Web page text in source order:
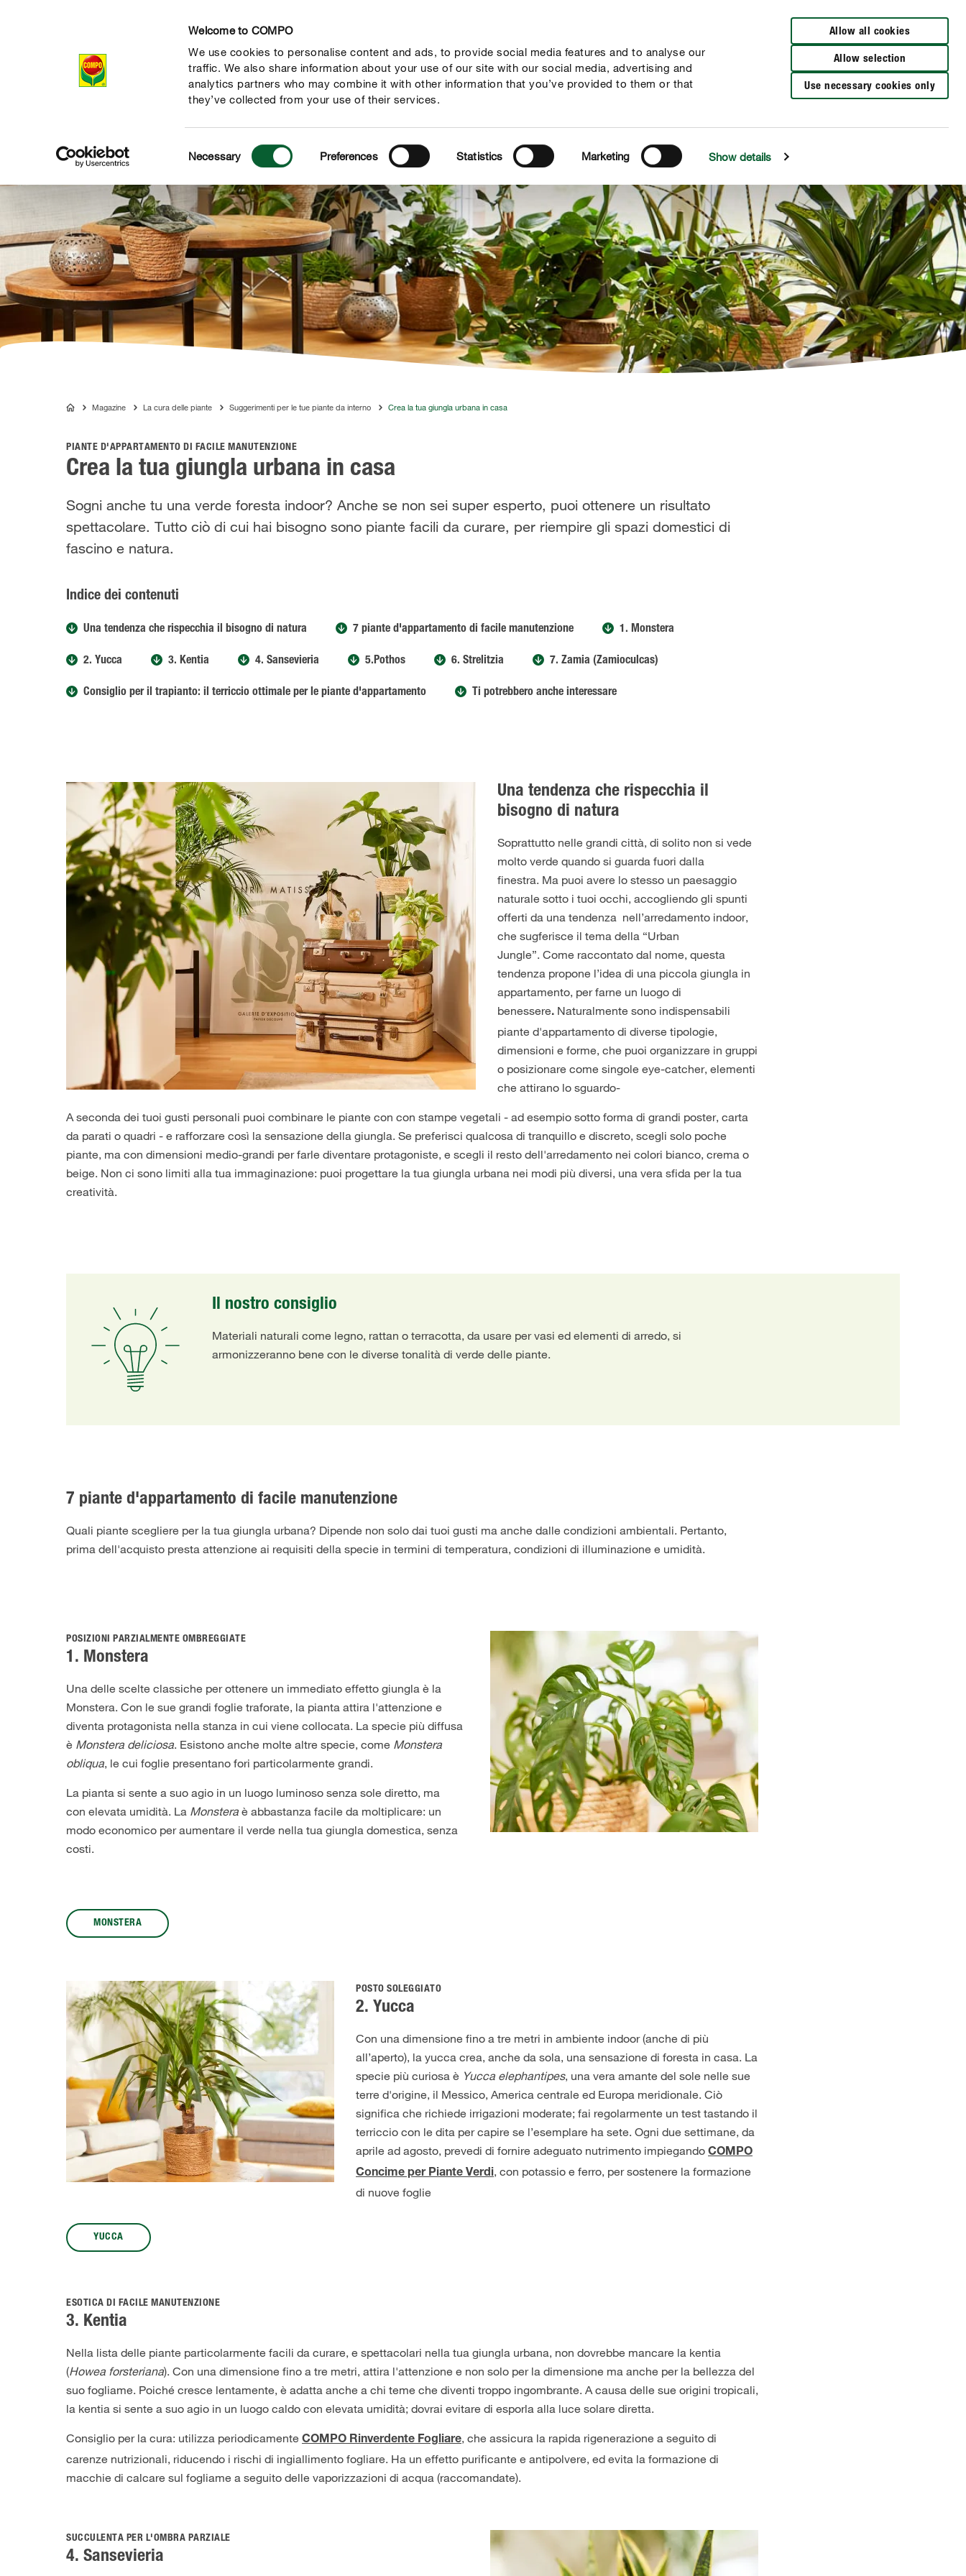
Welcome to COMPO
We use cookies to personalise content and ads, to provide social media features and to analyse our
traffic. We also share information about your use of our site with our social media, advertising and
analytics partners who may combine it with other information that you’ve provided to them or that
they’ve collected from your use of their services.
Selection
Necessary Preferences Statistics Marketing Show details
Allow all cookies
Allow selection
Use necessary cookies only
Prodotti Magazine Mondi Tematici Info Chi siamo Solo il meglio!
COMPOMagazine La cura delle piante Suggerimenti per le tue piante da interno Crea la tua giungla urbana in casa
PIANTE D'APPARTAMENTO DI FACILE MANUTENZIONE
Crea la tua giungla urbana in casa
Sogni anche tu una verde foresta indoor? Anche se non sei super esperto, puoi ottenere un risultato
spettacolare. Tutto ciò di cui hai bisogno sono piante facili da curare, per riempire gli spazi domestici di
fascino e natura.
Indice dei contenuti
Una tendenza che rispecchia il bisogno di natura 7 piante d'appartamento di facile manutenzione 1. Monstera
2. Yucca 3. Kentia 4. Sansevieria 5.Pothos 6. Strelitzia 7. Zamia (Zamioculcas)
Consiglio per il trapianto: il terriccio ottimale per le piante d'appartamento Ti potrebbero anche interessare
Una tendenza che rispecchia il
bisogno di natura
Soprattutto nelle grandi città, di solito non si vede
molto verde quando si guarda fuori dalla
finestra. Ma puoi avere lo stesso un paesaggio
naturale sotto i tuoi occhi, accogliendo gli spunti
offerti da una tendenza nell’arredamento indoor,
che sugferisce il tema della “Urban
Jungle”. Come raccontato dal nome, questa
tendenza propone l’idea di una piccola giungla in
appartamento, per farne un luogo di
benessere. Naturalmente sono indispensabili
piante d'appartamento di diverse tipologie,
dimensioni e forme, che puoi organizzare in gruppi
o posizionare come singole eye-catcher, elementi
che attirano lo sguardo-
A seconda dei tuoi gusti personali puoi combinare le piante con con stampe vegetali - ad esempio sotto forma di grandi poster, carta
da parati o quadri - e rafforzare così la sensazione della giungla. Se preferisci qualcosa di tranquillo e discreto, scegli solo poche
piante, ma con dimensioni medio-grandi per farle diventare protagoniste, e scegli il resto dell'arredamento nei colori bianco, crema o
beige. Non ci sono limiti alla tua immaginazione: puoi progettare la tua giungla urbana nei modi più diversi, una vera sfida per la tua
creatività.
Il nostro consiglio
Materiali naturali come legno, rattan o terracotta, da usare per vasi ed elementi di arredo, si
armonizzeranno bene con le diverse tonalità di verde delle piante.
7 piante d'appartamento di facile manutenzione
Quali piante scegliere per la tua giungla urbana? Dipende non solo dai tuoi gusti ma anche dalle condizioni ambientali. Pertanto,
prima dell'acquisto presta attenzione ai requisiti della specie in termini di temperatura, condizioni di illuminazione e umidità.
POSIZIONI PARZIALMENTE OMBREGGIATE
1. Monstera
Una delle scelte classiche per ottenere un immediato effetto giungla è la
Monstera. Con le sue grandi foglie traforate, la pianta attira l'attenzione e
diventa protagonista nella stanza in cui viene collocata. La specie più diffusa
è Monstera deliciosa. Esistono anche molte altre specie, come Monstera
obliqua, le cui foglie presentano fori particolarmente grandi.
La pianta si sente a suo agio in un luogo luminoso senza sole diretto, ma
con elevata umidità. La Monstera è abbastanza facile da moltiplicare: un
modo economico per aumentare il verde nella tua giungla domestica, senza
costi.
MONSTERA
POSTO SOLEGGIATO
2. Yucca
Con una dimensione fino a tre metri in ambiente indoor (anche di più
all’aperto), la yucca crea, anche da sola, una sensazione di foresta in casa. La
specie più curiosa è Yucca elephantipes, una vera amante del sole nelle sue
terre d'origine, il Messico, America centrale ed Europa meridionale. Ciò
significa che richiede irrigazioni moderate; fai regolarmente un test tastando il
terriccio con le dita per capire se l’esemplare ha sete. Ogni due settimane, da
aprile ad agosto, prevedi di fornire adeguato nutrimento impiegando COMPO
Concime per Piante Verdi, con potassio e ferro, per sostenere la formazione
di nuove foglie
YUCCA
ESOTICA DI FACILE MANUTENZIONE
3. Kentia
Nella lista delle piante particolarmente facili da curare, e spettacolari nella tua giungla urbana, non dovrebbe mancare la kentia
(Howea forsteriana). Con una dimensione fino a tre metri, attira l'attenzione e non solo per la dimensione ma anche per la bellezza del
suo fogliame. Poiché cresce lentamente, è adatta anche a chi teme che diventi troppo ingombrante. A causa delle sue origini tropicali,
la kentia si sente a suo agio in un luogo caldo con elevata umidità; dovrai evitare di esporla alla luce solare diretta.
Consiglio per la cura: utilizza periodicamente COMPO Rinverdente Fogliare, che assicura la rapida rigenerazione a seguito di
carenze nutrizionali, riducendo i rischi di ingiallimento fogliare. Ha un effetto purificante e antipolvere, ed evita la formazione di
macchie di calcare sul fogliame a seguito delle vaporizzazioni di acqua (raccomandate).
SUCCULENTA PER L'OMBRA PARZIALE
4. Sansevieria